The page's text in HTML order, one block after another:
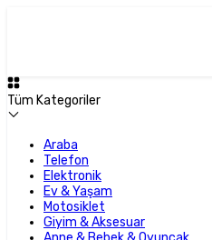
Tüm Kategoriler
Araba
Telefon
Elektronik
Ev & Yaşam
Motosiklet
Giyim & Aksesuar